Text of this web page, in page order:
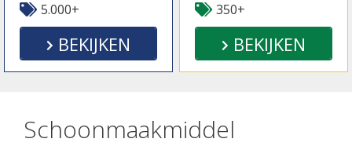
5.000+
BEKIJKEN
350+
BEKIJKEN
Schoonmaakmiddel